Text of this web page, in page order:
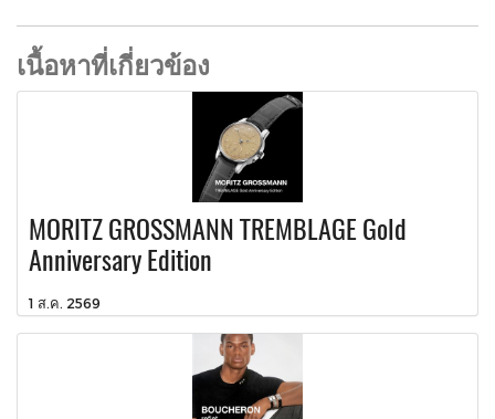
เนื้อหาที่เกี่ยวข้อง
MORITZ GROSSMANN TREMBLAGE Gold
Anniversary Edition
1 ส.ค. 2569